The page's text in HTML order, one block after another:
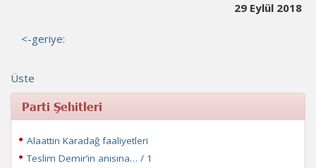
29 Eylül 2018
<-geriye:
Üste
Parti Şehitleri
Alaattin Karadağ faaliyetleri
Teslim Demir’in anısına… / 1